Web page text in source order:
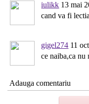
iulikk 13 mai
cand va fi
gigel274 11
ce naiba,ca nu
Adauga comentariu